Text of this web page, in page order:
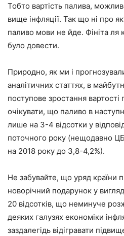
Тобто вартість палива,
вище інфляції. Так що ні про
паливо мови не йде. Фініта ля
було довести.
Природно, як ми і
аналітичних статтях, в
поступове зростання
очікувати, що паливо в
лише на 3-4 відсотки у
поточного року (нещодавно ЦБ
на 2018 року до 3,8-4,2%).
Не забувайте, що уряд країни
новорічний подарунок у
20 відсотків, що неминуче
деяких галузях економіки
заздалегідь відігравати